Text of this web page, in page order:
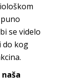
se videlo
do kog